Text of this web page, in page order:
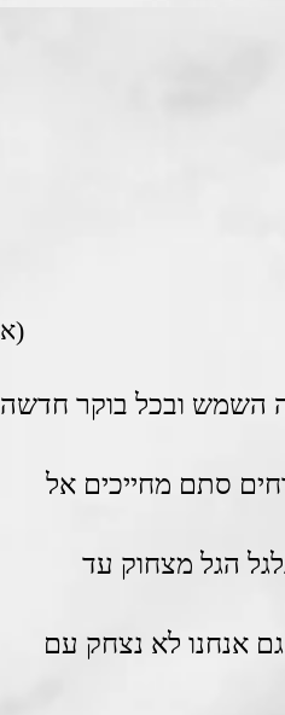
муз. Анхель Кабраль (אנחל קבראל)
השמש ובכל בוקר חדשה
סתם מחייכים אל
הגל מצחוק עד
אנחנו לא נצחק עם